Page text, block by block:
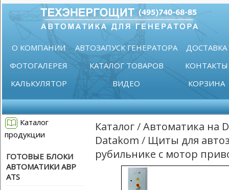
О КОМПАНИИ АВТОЗАПУСК ГЕНЕРАТОРА
ДОСТАВКА
ФОТОГАЛЕРЕЯ
КАТАЛОГ ТОВАРОВ
КОНТАКТЫ
КАЛЬКУЛЯТОР
ВИДЕО КОРЗИНА
Каталог
продукции
ГОТОВЫЕ БЛОКИ
АВТОМАТИКИ АВР
ATS
Каталог/Автоматика на
Datakom / Щиты для
рубильнике с мотор